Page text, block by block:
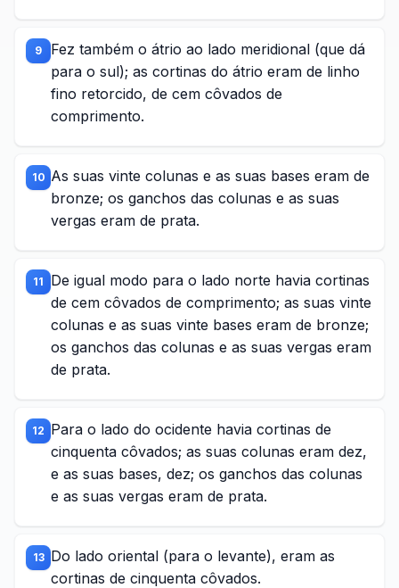
9
Fez também o átrio ao lado meridional (que dá
para o sul); as cortinas do átrio eram de linho
fino retorcido, de cem côvados de
comprimento.
10 As suas vinte colunas e as suas bases eram de
bronze; os ganchos das colunas e as suas
vergas eram de prata.
11
De igual modo para o lado norte havia cortinas
de cem côvados de comprimento; as suas vinte
colunas e as suas vinte bases eram de bronze;
os ganchos das colunas e as suas vergas eram
de prata.
12 Para o lado do ocidente havia cortinas de
cinquenta côvados; as suas colunas eram dez,
e as suas bases, dez; os ganchos das colunas
e as suas vergas eram de prata.
13 Do lado oriental (para o levante), eram as
cortinas de cinquenta côvados.